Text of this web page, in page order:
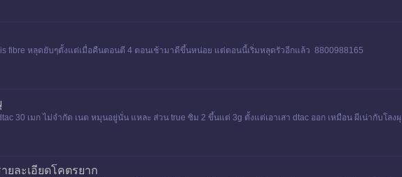
fibre หลุดยับๆตั้งแต่เมื่อคืนตอนตี 4 ตอนเช้ามาดีขึ้นหน่อย แต่ตอนนี้เริ่มหลุดรัวอีกแล้ว 8800988165
30 เมก ไม่จำกัด เนต หมุนอยู่นั่น แหละ ส่วน true ซิม 2 ขึ้นแต่ 3g ตั้งแต่เอาเสา dtac ออก เหมือน ผีเน่ากับโล
ยละเอียดโคตรยาก